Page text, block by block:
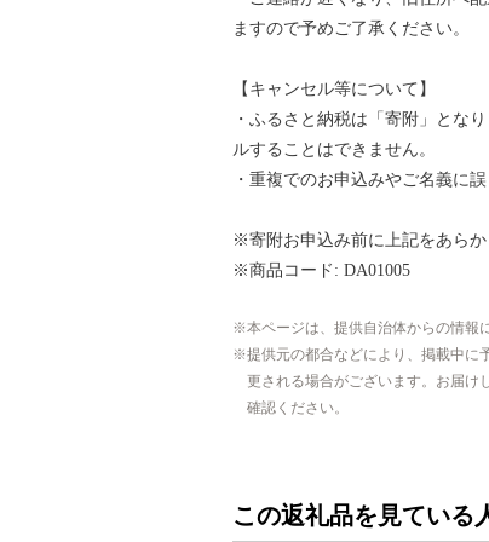
ますので予めご了承ください。
【キャンセル等について】
・ふるさと納税は「寄附」とな
ルすることはできません。
・重複でのお申込みやご名義に
※寄附お申込み前に上記をあらか
※商品コード: DA01005
本ページは、提供自治体からの情報
提供元の都合などにより、掲載中に
更される場合がございます。お届け
確認ください。
この返礼品を見ている